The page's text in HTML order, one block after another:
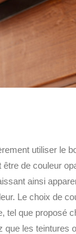
utiliser le
être de couleur
ainsi
Le choix de
tel que proposé
que les teintures